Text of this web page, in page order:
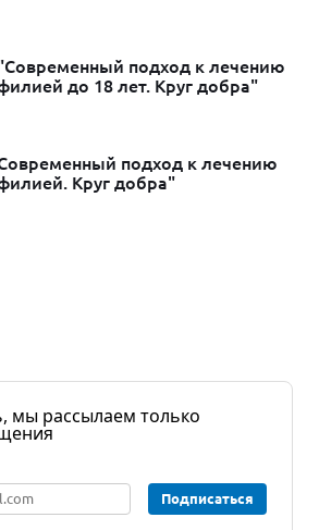
подход к лечению
до 18 лет. Круг добра"
подход к лечению
Круг добра"
мы рассылаем только
Подписаться